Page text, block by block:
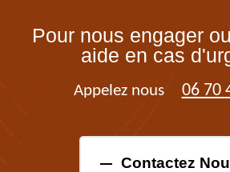
Pour nous engager
aide en cas
Appelez nous 06 70
Contactez